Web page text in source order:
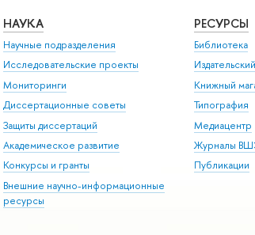
НАУКА
Научные подразделения
Исследовательские проекты
Мониторинги
Диссертационные советы
Защиты диссертаций
Академическое развитие
Конкурсы и гранты
Внешние научно-информационные
ресурсы
РЕСУРСЫ
Библиотека
Книжный
Типография
Медиацентр
Журналы
Публикации